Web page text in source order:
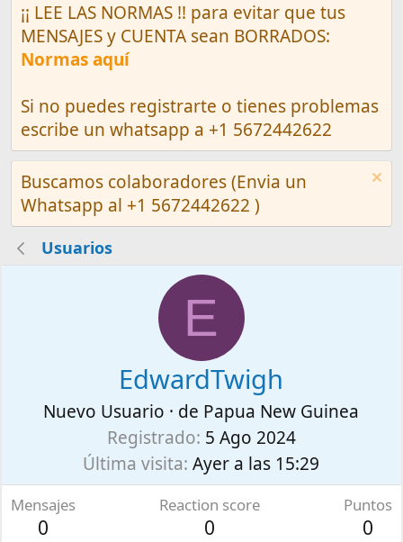
¡¡ LEE LAS NORMAS !! para evitar que tus
MENSAJES y CUENTA sean BORRADOS:
Normas aquí
Si no puedes registrarte o tienes problemas
escribe un whatsapp a +1 5672442622
Buscamos colaboradores (Envia un
Whatsapp al +1 5672442622 )
Usuarios
E
EdwardTwigh
Nuevo Usuario · de Papua New Guinea
Registrado 5 Ago 2024
Última visita Ayer a las 15:29
Mensajes
0
Reaction score
0
Puntos
0